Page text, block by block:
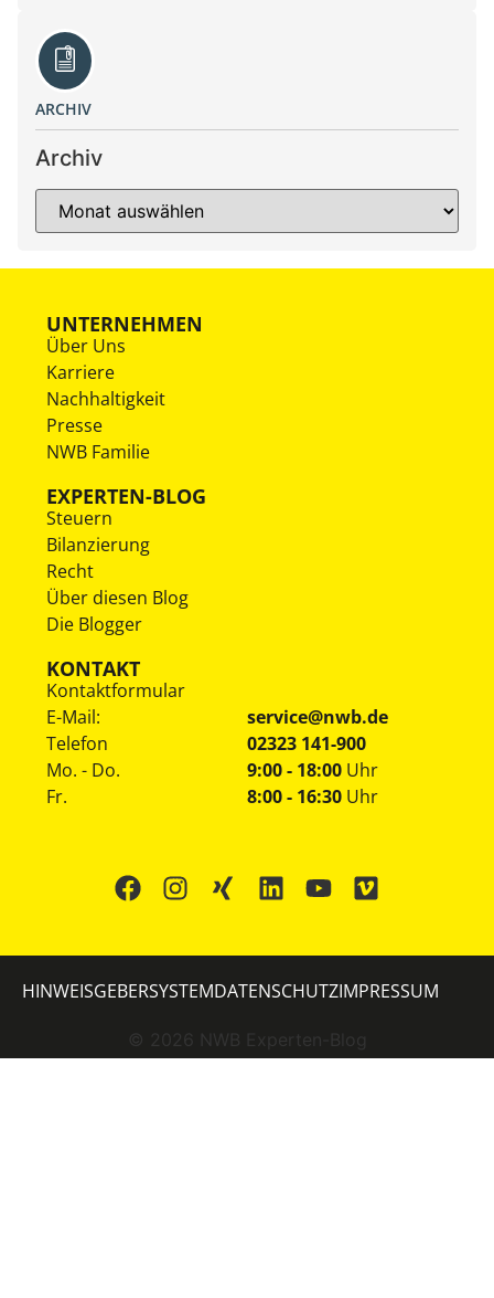
ARCHIV
Archiv
UNTERNEHMEN
Über Uns
Karriere
Nachhaltigkeit
Presse
NWB Familie
EXPERTEN-BLOG
Steuern
Bilanzierung
Recht
Über diesen Blog
Die Blogger
KONTAKT
Kontaktformular
E-Mail:
service@nwb.de
Telefon
02323 141-900
Mo. - Do.
Fr.
9:00 - 18:00 Uhr
8:00 - 16:30 Uhr
© 2026 NWB Experten-Blog
HINWEISGEBERSYSTEMDATENSCHUTZIMPRESSUM